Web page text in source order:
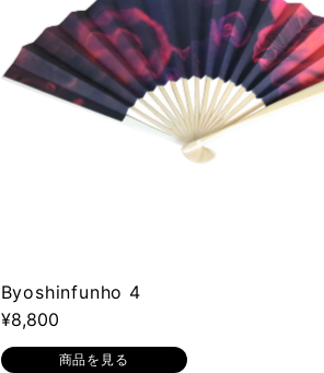
Byoshinfunho 4
¥8,800
商品を見る